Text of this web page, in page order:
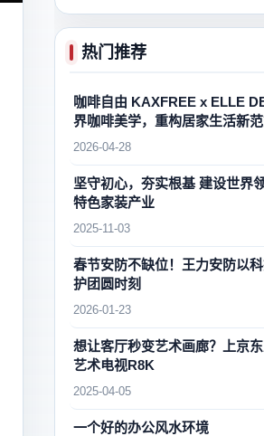
热门推荐
咖啡自由 KAXFREE x ELLE
界咖啡美学，重构居家生活新
2026-04-28
坚守初心，夯实根基 建设世界领先的中国
特色家装产业
2025-11-03
春节安防不缺位！王力安防以
护团圆时刻
2026-01-23
想让客厅秒变艺术画廊？上京
艺术电视R8K
2025-04-05
一个好的办公风水环境